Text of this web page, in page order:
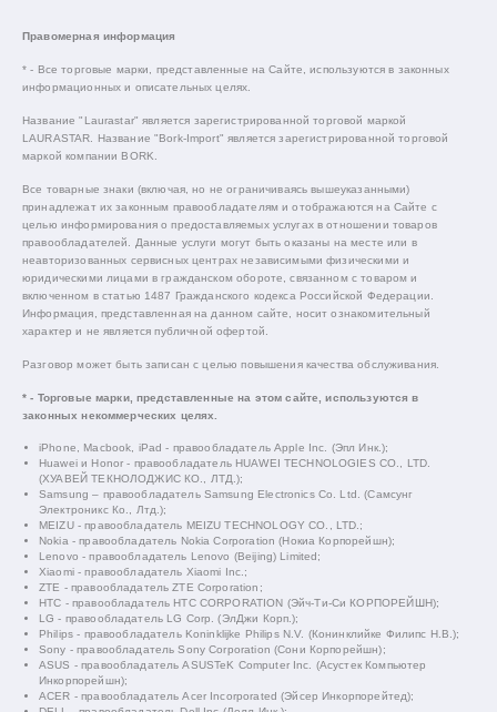
Правомерная информация
* - Все торговые марки, представленные на Сайте, используются в законных
информационных и описательных целях.
Название "Laurastar" является зарегистрированной торговой маркой
LAURASTAR. Название "Bork-Import" является зарегистрированной торговой
маркой компании BORK.
Все товарные знаки (включая, но не ограничиваясь вышеуказанными)
принадлежат их законным правообладателям и отображаются на Сайте с
целью информирования о предоставляемых услугах в отношении товаров
правообладателей. Данные услуги могут быть оказаны на месте или в
неавторизованных сервисных центрах независимыми физическими и
юридическими лицами в гражданском обороте, связанном с товаром и
включенном в статью 1487 Гражданского кодекса Российской Федерации.
Информация, представленная на данном сайте, носит ознакомительный
характер и не является публичной офертой.
Разговор может быть записан с целью повышения качества обслуживания.
* - Торговые марки, представленные на этом сайте, используются в
законных некоммерческих целях.
iPhone, Macbook, iPad - правообладатель Apple Inc. (Эпл Инк.);
Huawei и Honor - правообладатель HUAWEI TECHNOLOGIES CO., LTD.
(ХУАВЕЙ ТЕКНОЛОДЖИС КО., ЛТД.);
Samsung – правообладатель Samsung Electronics Co. Ltd. (Самсунг
Электроникс Ко., Лтд.);
MEIZU - правообладатель MEIZU TECHNOLOGY CO., LTD.;
Nokia - правообладатель Nokia Corporation (Нокиа Корпорейшн);
Lenovo - правообладатель Lenovo (Beijing) Limited;
Xiaomi - правообладатель Xiaomi Inc.;
ZTE - правообладатель ZTE Corporation;
HTC - правообладатель HTC CORPORATION (Эйч-Ти-Си КОРПОРЕЙШН);
LG - правообладатель LG Corp. (ЭлДжи Корп.);
Philips - правообладатель Koninklijke Philips N.V. (Конинклийке Филипс Н.В.);
Sony - правообладатель Sony Corporation (Сони Корпорейшн);
ASUS - правообладатель ASUSTeK Computer Inc. (Асустек Компьютер
Инкорпорейшн);
ACER - правообладатель Acer Incorporated (Эйсер Инкорпорейтед);